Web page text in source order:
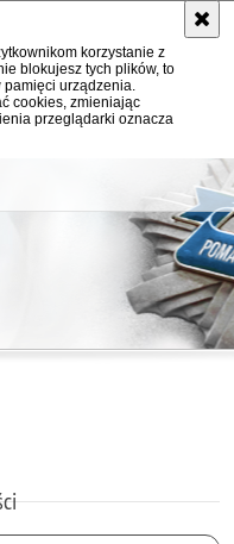
korzystanie z
blokujesz tych plików, to
pamięci urządzenia.
cookies, zmieniając
przeglądarki oznacza